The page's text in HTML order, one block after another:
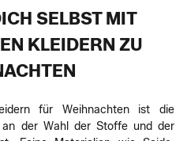
SELBST MIT
KLEIDERN ZU
für Weihnachten ist die
der Wahl der Stoffe und der